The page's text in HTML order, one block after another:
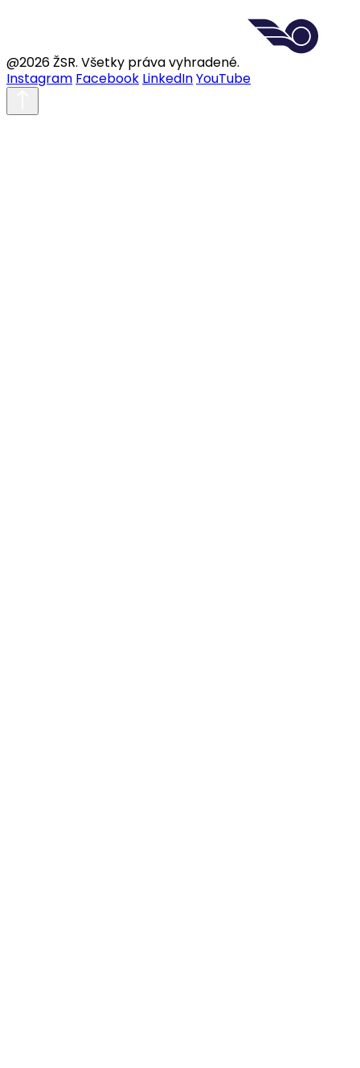
@2026 ŽSR. Všetky práva vyhradené.
Instagram Facebook LinkedInYouTube